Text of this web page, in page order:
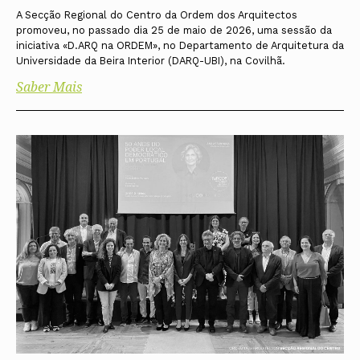
A Secção Regional do Centro da Ordem dos Arquitectos
promoveu, no passado dia 25 de maio de 2026, uma sessão da
iniciativa «D.ARQ na ORDEM», no Departamento de Arquitetura da
Universidade da Beira Interior (DARQ-UBI), na Covilhã.
Saber Mais